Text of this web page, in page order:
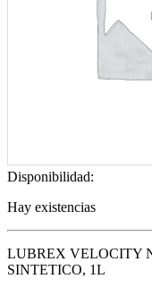
Disponibilidad:
Hay existencias
LUBREX VELOCITY
SINTETICO, 1L